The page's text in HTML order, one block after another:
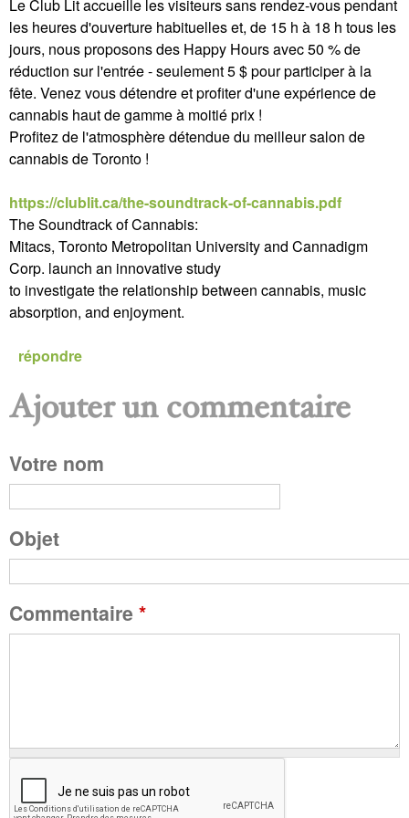
Le Club Lit accueille les visiteurs sans rendez-vous pendant
les heures d'ouverture habituelles et, de 15 h à 18 h tous les
jours, nous proposons des Happy Hours avec 50 % de
réduction sur l'entrée - seulement 5 $ pour participer à la
fête. Venez vous détendre et profiter d'une expérience de
cannabis haut de gamme à moitié prix !
Profitez de l'atmosphère détendue du meilleur salon de
cannabis de Toronto !
https://clublit.ca/the-soundtrack-of-cannabis.pdf
The Soundtrack of Cannabis:
Mitacs, Toronto Metropolitan University and Cannadigm
Corp. launch an innovative study
to investigate the relationship between cannabis, music
absorption, and enjoyment.
répondre
P
a
g
e
s
Ajouter un commentaire
Votre nom
Objet
Commentaire *